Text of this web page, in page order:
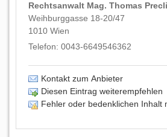
Rechtsanwalt Mag. Thomas
Weihburggasse 18-20/47
1010 Wien
Telefon: 0043-6649546362
Kontakt zum Anbieter
Diesen Eintrag weiterempfehlen
Fehler oder bedenklichen Inhalt